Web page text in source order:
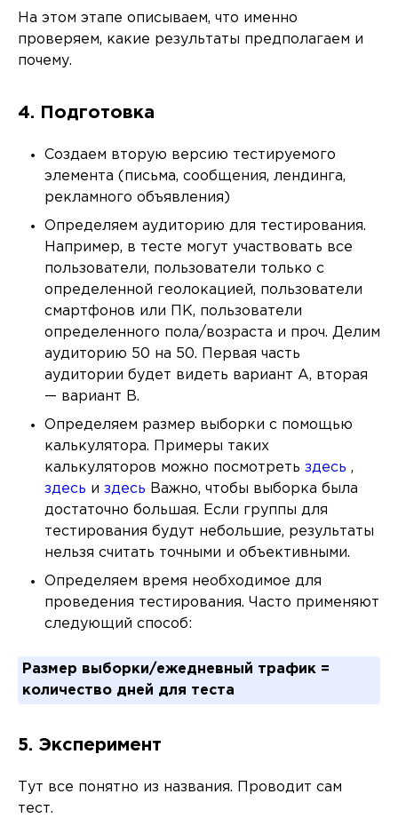
На этом этапе описываем, что именно
проверяем, какие результаты предполагаем и
почему.
4. Подготовка
Создаем вторую версию тестируемого
элемента (письма, сообщения, лендинга,
рекламного объявления)
Определяем аудиторию для тестирования.
Например, в тесте могут участвовать все
пользователи, пользователи только с
определенной геолокацией, пользователи
смартфонов или ПК, пользователи
определенного пола/возраста и проч. Делим
аудиторию 50 на 50. Первая часть
аудитории будет видеть вариант A, вторая
— вариант B.
Определяем размер выборки с помощью
калькулятора. Примеры таких
калькуляторов можно посмотреть здесь ,
здесь и здесь Важно, чтобы выборка была
достаточно большая. Если группы для
тестирования будут небольшие, результаты
нельзя считать точными и объективными.
Определяем время необходимое для
проведения тестирования. Часто применяют
следующий способ:
Размер выборки/ежедневный трафик =
количество дней для теста
5. Эксперимент
Тут все понятно из названия. Проводит сам
тест.